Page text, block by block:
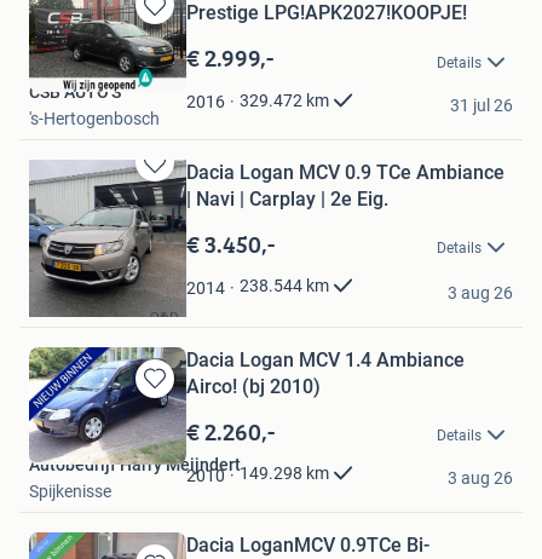
Bewaren
in
Mijn
Favorieten
Prestige LPG!APK2027!KOOPJE!
€ 2.999,- Details
2016 329.472 km
CSB AUTO'S
's-Hertogenbosch
31 jul 26
Bewaren
in
Mijn
Favorieten
Dacia Logan MCV 0.9 TCe Ambiance
| Navi | Carplay | 2e Eig.
€ 3.450,- Details
2014 238.544 km
O & D Auto's
Leeuwarden
3 aug 26
Bewaren
in
Mijn
Favorieten
Dacia Logan MCV 1.4 Ambiance
Airco! (bj 2010)
€ 2.260,- Details
2010 149.298 km
Autobedrijf Harry Meijndert
Spijkenisse
3 aug 26
Dacia LoganMCV 0.9TCe Bi-